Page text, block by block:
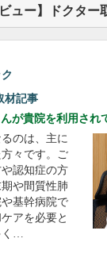
ュー】ドクター
材記事
が貴院を利用され
のは、主に
々です。ご
認知症の方
や間質性肺
基幹病院で
アを必要と
く…